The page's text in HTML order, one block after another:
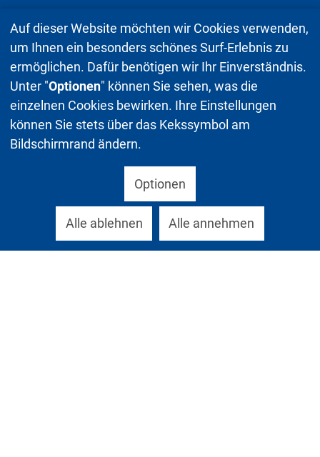
Auf dieser Website möchten wir Cookies verwenden,
um Ihnen ein besonders schönes Surf-Erlebnis zu
ermöglichen. Dafür benötigen wir Ihr Einverständnis.
Unter "Optionen" können Sie sehen, was die
einzelnen Cookies bewirken. Ihre Einstellungen
können Sie stets über das Kekssymbol am
Bildschirmrand ändern.
Optionen
Alle ablehnen Alle annehmen